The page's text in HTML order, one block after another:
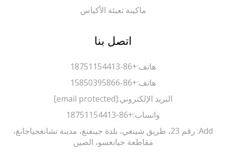
ماكينة تعبئة الأكياس
اتصل بنا
+86-18751154413
+86-15850395866
البريد الإلكتروني:[email protected]
واتساب:+86-18751154413
Add: رقم 23، طريق شينغي، بلدة جينفنغ، مدينة تشانغجياجانغ،
مقاطعة جيانغسو، الصين